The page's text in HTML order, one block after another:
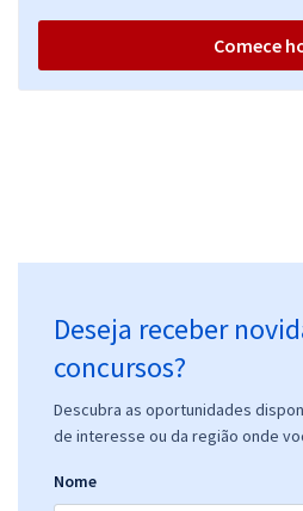
Comece
Deseja receber
concursos?
Descubra as oportunidades
de interesse ou da região onde
Nome